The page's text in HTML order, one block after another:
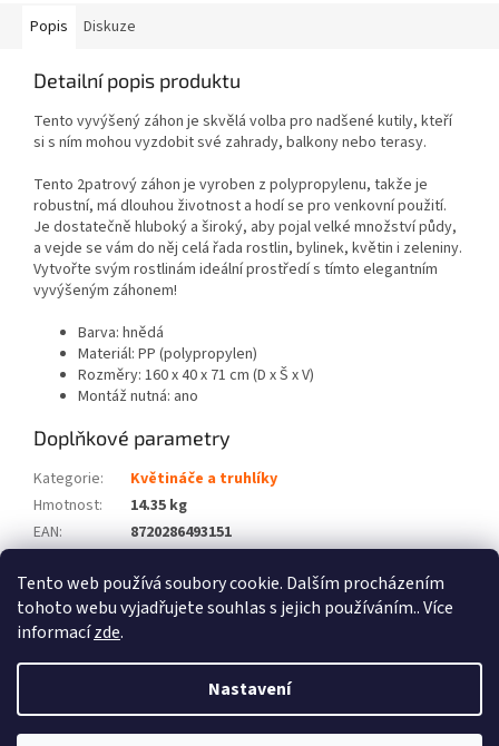
Tento web používá soubory cookie. Dalším procházením
tohoto webu vyjadřujete souhlas s jejich používáním.. Více
informacízde.
Nastavení
Popis Diskuze
Detailní popis produktu
Tento vyvýšený záhon je skvělá volba pro nadšené kutily, kteří
si s ním mohou vyzdobit své zahrady, balkony nebo terasy.
Tento 2patrový záhon je vyroben z polypropylenu, takže je
robustní, má dlouhou životnost a hodí se pro venkovní použití.
Je dostatečně hluboký a široký, aby pojal velké množství půdy,
a vejde se vám do něj celá řada rostlin, bylinek, květin i zeleniny.
Vytvořte svým rostlinám ideální prostředí s tímto elegantním
vyvýšeným záhonem!
Barva: hnědá
Materiál: PP (polypropylen)
Rozměry: 160 x 40 x 71 cm (D x Š x V)
Montáž nutná: ano
Doplňkové parametry
Kategorie:
Květináče a truhlíky
Hmotnost:
14.35 kg
EAN:
8720286493151
Počet balíků: 1
Vytvořil Shoptet